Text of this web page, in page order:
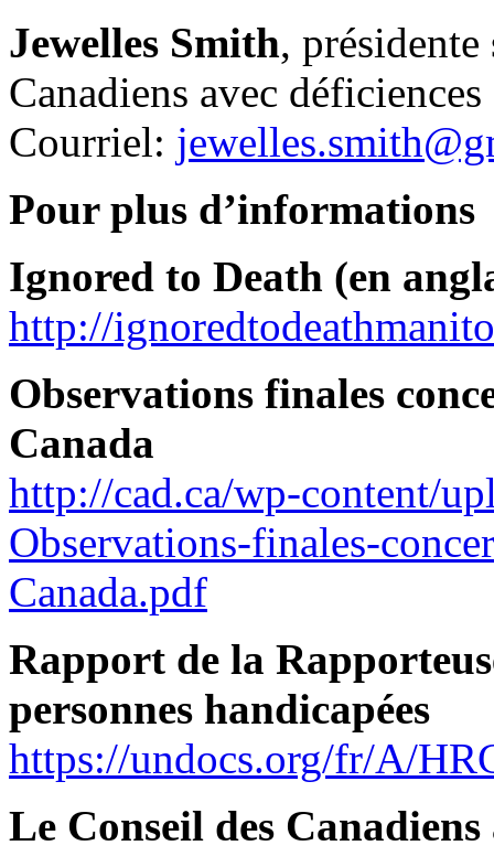
Jewelles Smith,
Canadiens avec déficiences
Courriel:
Pour plus d’informations
Ignored to Death (en
http://
Observations finales
Canada
http://cad.ca/wp-content/
Observations-finales-
Canada.pdf
Rapport de la
personnes handicapées
https://undocs.org/fr/A/
Le Conseil des Canadiens